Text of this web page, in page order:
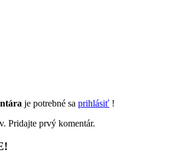
je potrebné sa prihlásiť !
Pridajte prvý komentár.